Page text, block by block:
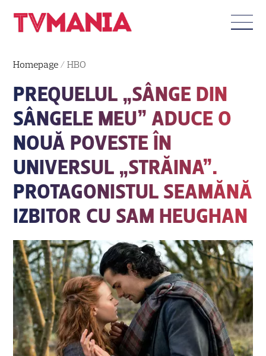
Homepage /HBO
PREQUELUL „SÂNGE DIN
SÂNGELE MEU” ADUCE O
NOUĂ POVESTE ÎN
UNIVERSUL „STRĂINA”.
PROTAGONISTUL SEAMĂNĂ
IZBITOR CU SAM HEUGHAN